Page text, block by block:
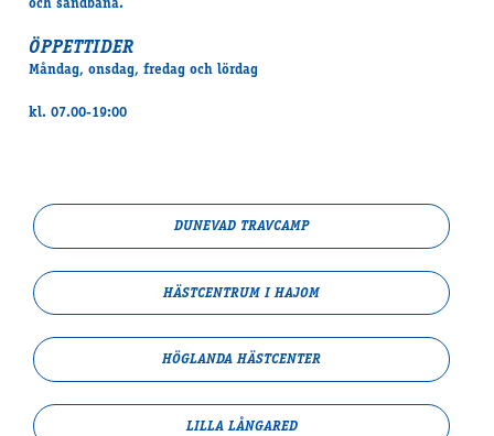
och sandbana.
ÖPPETTIDER
Måndag, onsdag, fredag och lördag
kl. 07.00-19:00
DUNEVAD TRAVCAMP
HÄSTCENTRUM I HAJOM
HÖGLANDA HÄSTCENTER
LILLA LÅNGARED